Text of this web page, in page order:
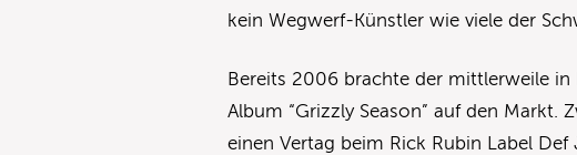
kein Wegwerf-Künstler wie viele der
Bereits 2006 brachte der mittlerweile in
Album “Grizzly Season” auf den Markt.
einen Vertag beim Rick Rubin Label